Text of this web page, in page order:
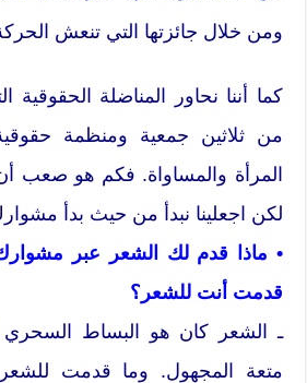
ومن خلال جائزتها التي تنعش الحركة
كما أننا نحاور المناضلة
من ثلاثين جمعية ومنظمة
المرأة والمساواة. فكم هو صعب أن
لكن اجعلينا نبدأ من حيث بدأ
• ماذا قدم لك الشعر عبر
قدمت أنت للشعر؟
ـ الشعر كان هو البساط
متعة المجهول. وما قدمت